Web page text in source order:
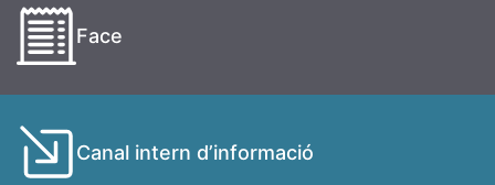
Face
Canal intern d’informació